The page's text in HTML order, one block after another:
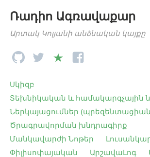
Ռադիո Ագռավաքար
Արտակ Կոլյանի անձնական կայքը
Սկիզբ
Տեխնիկական և համակարգչային
Ներկայացումներ
Ծրագրավորման խնդրագիրք
Մանկավարժի Նոթեր
Փիլիսոփայական
ԱրշավաԼոգ